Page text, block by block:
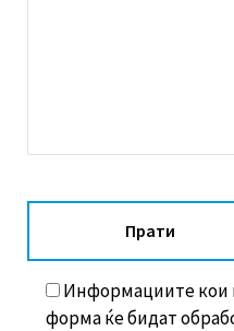
Информациите кои
форма ќе бидат